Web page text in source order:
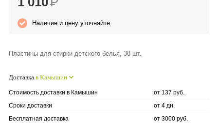
Green Minds
Наличие и цену уточняйте
Пластины для стирки детского белья, 38 шт.
Доставка в Камышин
Стоимость доставки в Камышин
от 137 руб.
Сроки доставки
от 4 дн.
Бесплатная доставка
от 3000 руб.